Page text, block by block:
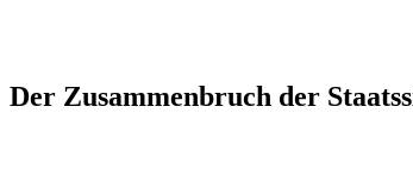
Der Zusammenbruch der